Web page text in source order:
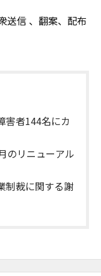
送信 、翻案、配布
害者144名にカ
のリニューアル
制裁に関する謝